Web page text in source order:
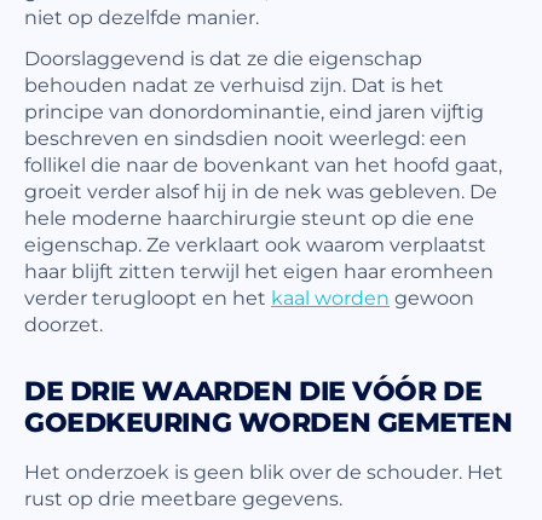
niet op dezelfde manier.
Doorslaggevend is dat ze die eigenschap
behouden nadat ze verhuisd zijn. Dat is het
principe van donordominantie, eind jaren vijftig
beschreven en sindsdien nooit weerlegd: een
follikel die naar de bovenkant van het hoofd gaat,
groeit verder alsof hij in de nek was gebleven. De
hele moderne haarchirurgie steunt op die ene
eigenschap. Ze verklaart ook waarom verplaatst
haar blijft zitten terwijl het eigen haar eromheen
verder terugloopt en het kaal worden gewoon
doorzet.
DE DRIE WAARDEN DIE VÓÓR DE
GOEDKEURING WORDEN GEMETEN
Het onderzoek is geen blik over de schouder. Het
rust op drie meetbare gegevens.